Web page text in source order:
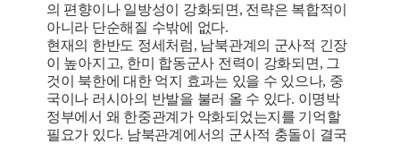
의 편향이나 일방성이 강화되면, 전략은 복합적이
아니라 단순해질 수밖에 없다.
현재의 한반도 정세처럼, 남북관계의 군사적 긴장
이 높아지고, 한미 합동군사 전력이 강화되면, 그
것이 북한에 대한 억지 효과는 있을 수 있으나, 중
국이나 러시아의 반발을 불러 올 수 있다. 이명박
정부에서 왜 한중관계가 악화되었는지를 기억할
필요가 있다. 남북관계에서의 군사적 충돌이 결국